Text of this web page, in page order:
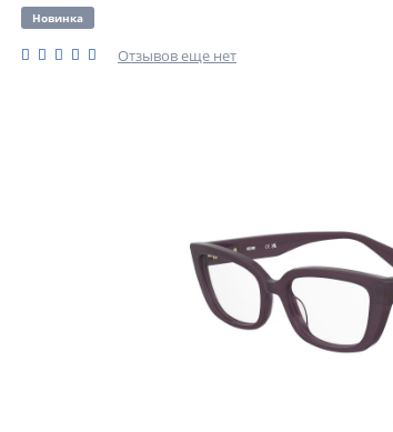
Новинка
Отзывов еще нет